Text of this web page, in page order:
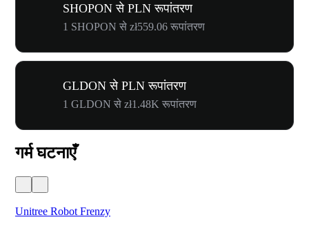
SHOPON से PLN रूपांतरण
1 SHOPON से zł559.06 रूपांतरण
GLDON से PLN रूपांतरण
1 GLDON से zł1.48K रूपांतरण
गर्म घटनाएँ
Unitree Robot Frenzy